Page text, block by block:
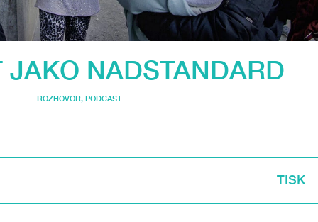
JAKO NADSTANDARD
ROZHOVOR, PODCAST
TISK